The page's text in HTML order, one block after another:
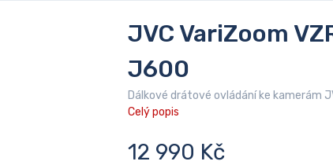
JVC VariZoom
J600
Dálkové drátové ovládání ke kamerám
Celý popis
12 990 Kč